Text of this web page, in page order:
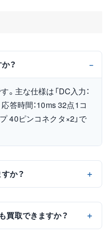
？
。主な仕様は「DC入力：
答時間：10ms 32点1コ
40ピンコネクタ×2」で
か？
買取できますか？